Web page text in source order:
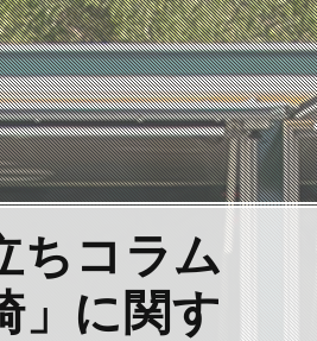
ちコラム
」に関す